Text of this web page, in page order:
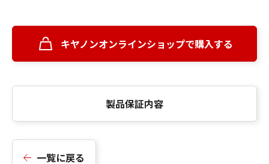
キヤノンオンラインショップで購入する
製品保証内容
一覧に戻る